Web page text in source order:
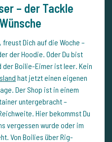
– der Tackle
freust Dich auf die Woche –
der Hoodie. Oder Du bist
Boilie-Eimer ist leer. Kein
hat jetzt einen eigenen
Der Shop ist in einem
untergebracht –
Hier bekommst Du
vergessen wurde oder im
Von Boilies über Rig-